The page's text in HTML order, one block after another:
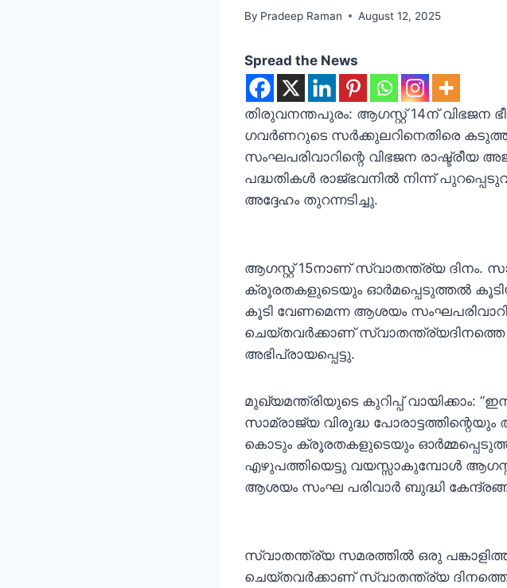
By Pradeep Raman August 12, 2025
Spread the News
തിരുവനന്തപുരം: ആഗസ്റ്റ് 14ന് വിഭജന
ഗവര്‍ണറുടെ സര്‍ക്കുലറിനെതിരെ
സംഘപരിവാറിന്റെ വിഭജന
പദ്ധതികള്‍ രാജ്ഭവനില്‍ നിന്ന്
അദ്ദേഹം തുറന്നടിച്ചു.
ആഗസ്റ്റ് 15നാണ് സ്വാതന്ത്ര്യ ദിനം.
ക്രൂരതകളുടെയും ഓര്‍മപ്പെടുത്തല്‍
കൂടി വേണമെന്ന ആശയം
ചെയ്തവര്‍ക്കാണ് സ്വാതന്ത്ര്യദിനത്തെ
അഭിപ്രായപ്പെട്ടു.
മുഖ്യമന്ത്രിയുടെ കുറിപ്പ് വായിക്കാം:
സാമ്രാജ്യ വിരുദ്ധ പോരാട്ടത്തിന്റെയും
കൊടും ക്രൂരതകളുടെയും
എഴുപത്തിയെട്ടു വയസ്സാകുമ്പോള്‍
ആശയം സംഘ പരിവാര്‍ ബുദ്ധി
സ്വാതന്ത്ര്യ സമരത്തില്‍ ഒരു
ചെയ്തവര്‍ക്കാണ് സ്വാതന്ത്ര്യ ദിനത്തെ